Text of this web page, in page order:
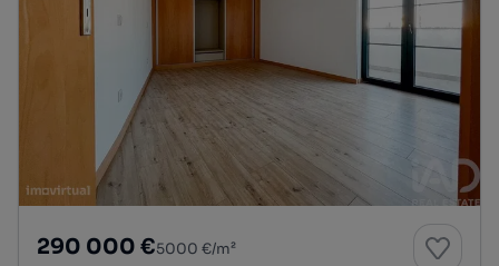
290 000 €5000 €/m²